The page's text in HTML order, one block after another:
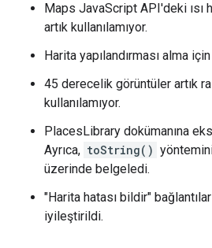
Maps JavaScript API'deki ısı
artık kullanılamıyor.
Harita yapılandırması alma
45 derecelik görüntüler artık
kullanılamıyor.
PlacesLibrary dokümanına
Ayrıca, toString()
üzerinde belgeledi.
"Harita hatası bildir"
iyileştirildi.